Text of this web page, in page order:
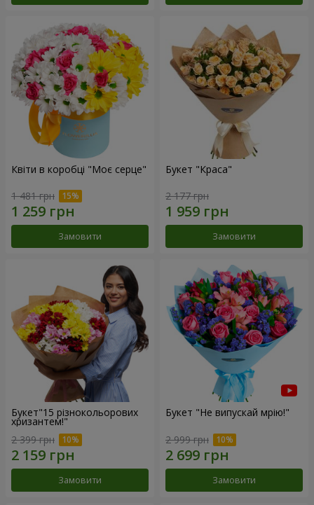
Квіти в коробці "Моє серце"
1 481 грн
Замовити
Букет "Краса"
2 177 грн
Замовити
Букет"15 різнокольорових
хризантем!"
2 399 грн
Замовити
Букет "Не випускай мрію!"
2 999 грн
Замовити